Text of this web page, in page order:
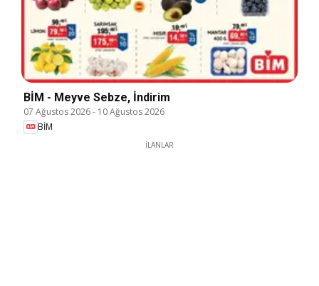
BİM - Meyve Sebze, İndirim
07 Ağustos 2026- 10 Ağustos 2026
BİM
İLANLAR